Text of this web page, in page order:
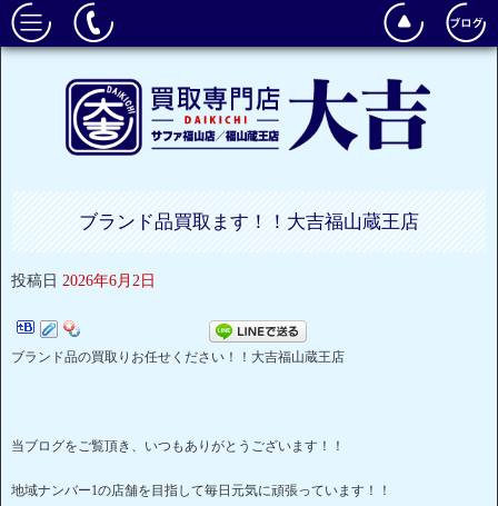
ブランド品買取ます！！大吉福山蔵王店
投稿日 2026年6月2日
ブランド品の買取りお任せください！！大吉福山蔵王店
当ブログをご覧頂き、いつもありがとうございます！！
地域ナンバー1の店舗を目指して毎日元気に頑張っています！！